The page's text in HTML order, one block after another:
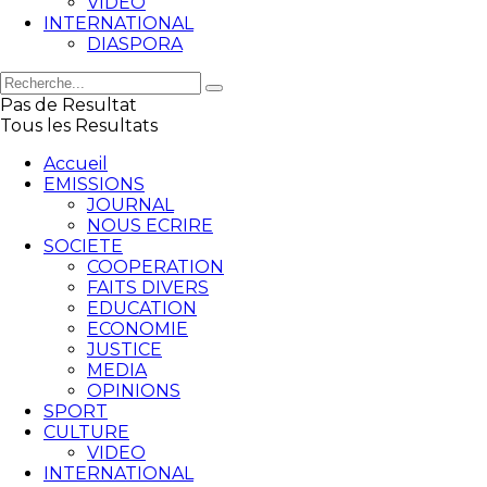
INTERNATIONAL
DIASPORA
Pas de Resultat
Tous les Resultats
Accueil
EMISSIONS
JOURNAL
NOUS ECRIRE
SOCIETE
COOPERATION
FAITS DIVERS
EDUCATION
ECONOMIE
JUSTICE
MEDIA
OPINIONS
SPORT
CULTURE
VIDEO
INTERNATIONAL